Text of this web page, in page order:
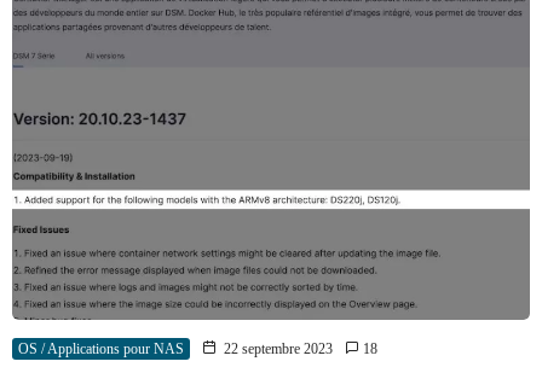
OS / Applications pour NAS 22 septembre 2023 18